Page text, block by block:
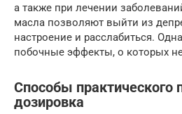
а также при лечении
масла позволяют выйти из
настроение и расслабиться.
побочные эффекты, о которых
Способы практического
дозировка